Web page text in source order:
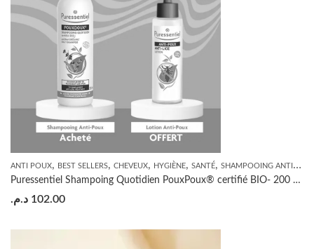
ANTI POUX, BEST SELLERS, CHEVEUX, HYGIÈNE, SANTÉ, SHAMPOOING ANTI-POUX
Puressentiel Shampoing Quotidien PouxPoux® certifié BIO- 200 ML= Lotion anti-poux 100 ml OFFERTE
102.00 د.م.